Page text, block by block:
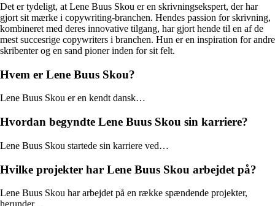
Det er tydeligt, at Lene Buus Skou er en skrivningsekspert, der har
gjort sit mærke i copywriting-branchen. Hendes passion for skrivning,
kombineret med deres innovative tilgang, har gjort hende til en af de
mest succesrige copywriters i branchen. Hun er en inspiration for andre
skribenter og en sand pioner inden for sit felt.
Hvem er Lene Buus Skou?
Lene Buus Skou er en kendt dansk…
Hvordan begyndte Lene Buus Skou sin karriere?
Lene Buus Skou startede sin karriere ved…
Hvilke projekter har Lene Buus Skou arbejdet på?
Lene Buus Skou har arbejdet på en række spændende projekter,